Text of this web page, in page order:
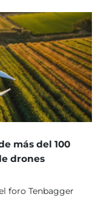
más del 100
drones
foro Tenbagger